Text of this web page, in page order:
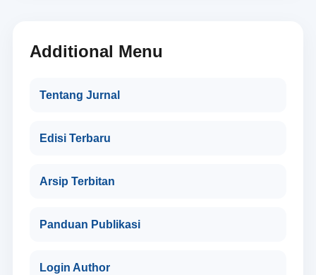
Additional Menu
Tentang Jurnal
Edisi Terbaru
Arsip Terbitan
Panduan Publikasi
Login Author